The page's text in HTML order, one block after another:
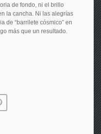
de fondo, ni el brillo
la cancha. Ni las alegrías
de “barrilete cósmico” en
más que un resultado.